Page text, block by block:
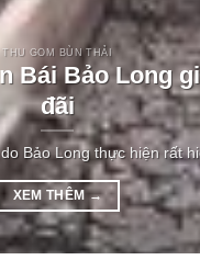
THU GOM BÙN THẢI
Bái Bảo Long
đãi
Bảo Long thực hiện rất
XEM THÊM→